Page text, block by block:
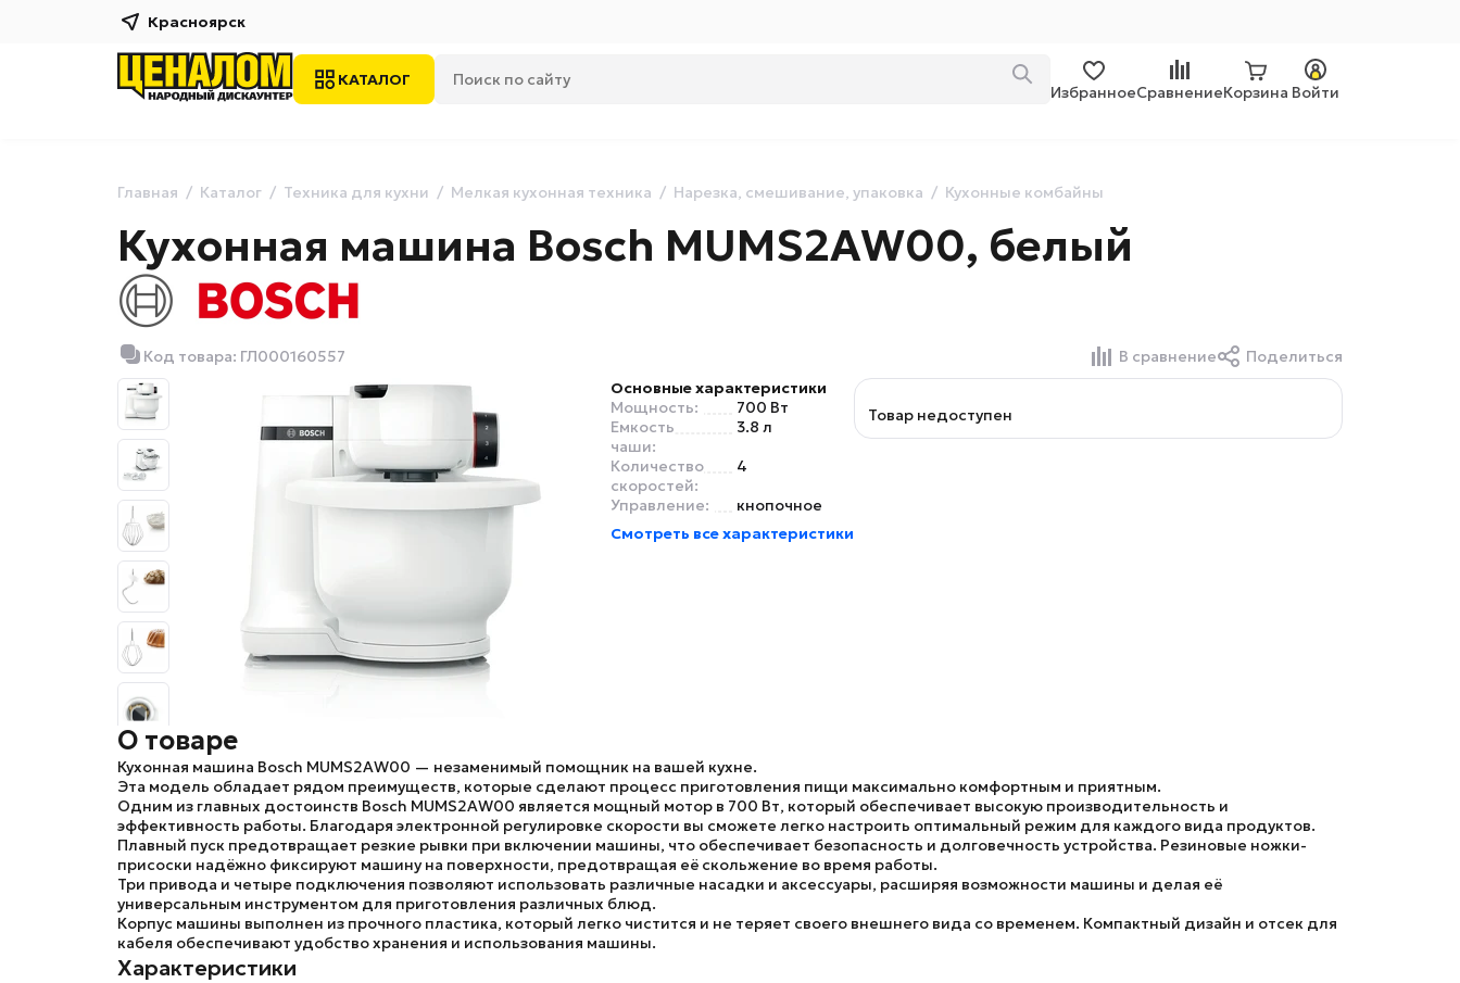
Красноярск
КАТАЛОГ
ИзбранноеСравнениеКорзина Войти
Главная Каталог Техника для кухни Мелкая кухонная техника Нарезка, смешивание, упаковка Кухонные комбайны
Кухонная машина Bosch MUMS2AW00, белый
Код товара: ГЛ000160557 В сравнение
Поделиться
Основные характеристики
Мощность:
700 Вт
Емкость
чаши:
3.8 л
Количество
скоростей:
4
Управление:
кнопочное
Смотреть все характеристики
Товар недоступен
О товаре
Кухонная машина Bosch MUMS2AW00 — незаменимый помощник на вашей кухне.
Эта модель обладает рядом преимуществ, которые сделают процесс приготовления пищи максимально комфортным и приятным.
Одним из главных достоинств Bosch MUMS2AW00 является мощный мотор в 700 Вт, который обеспечивает высокую производительность и
эффективность работы. Благодаря электронной регулировке скорости вы сможете легко настроить оптимальный режим для каждого вида продуктов.
Плавный пуск предотвращает резкие рывки при включении машины, что обеспечивает безопасность и долговечность устройства. Резиновые ножки-
присоски надёжно фиксируют машину на поверхности, предотвращая её скольжение во время работы.
Три привода и четыре подключения позволяют использовать различные насадки и аксессуары, расширяя возможности машины и делая её
универсальным инструментом для приготовления различных блюд.
Корпус машины выполнен из прочного пластика, который легко чистится и не теряет своего внешнего вида со временем. Компактный дизайн и отсек для
кабеля обеспечивают удобство хранения и использования машины.
Характеристики